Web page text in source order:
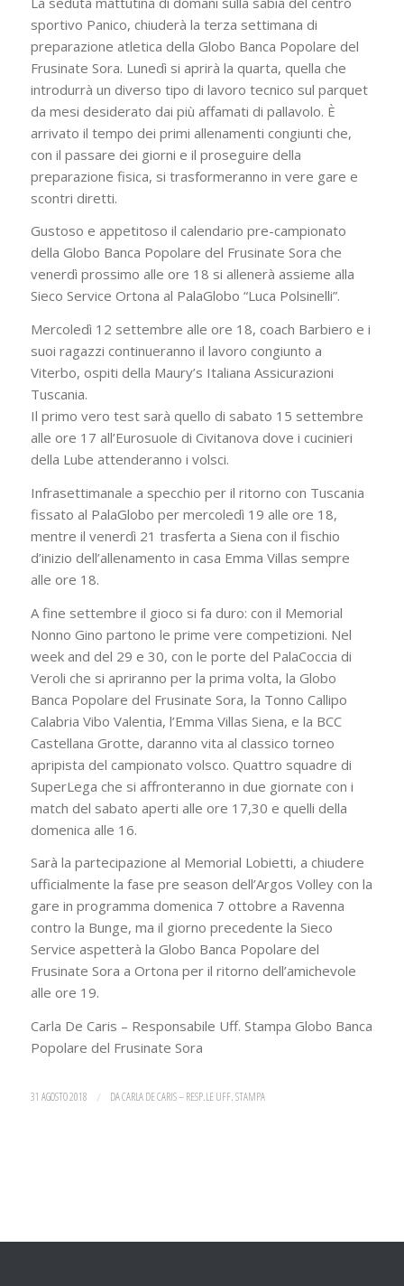
sportivo Panico, chiuderà la terza settimana di
preparazione atletica della Globo Banca Popolare del
Frusinate Sora. Lunedì si aprirà la quarta, quella che
introdurrà un diverso tipo di lavoro tecnico sul parquet
da mesi desiderato dai più affamati di pallavolo. È
arrivato il tempo dei primi allenamenti congiunti che,
con il passare dei giorni e il proseguire della
preparazione fisica, si trasformeranno in vere gare e
scontri diretti.
Gustoso e appetitoso il calendario pre-campionato
della Globo Banca Popolare del Frusinate Sora che
venerdì prossimo alle ore 18 si allenerà assieme alla
Sieco Service Ortona al PalaGlobo “Luca Polsinelli”.
Mercoledì 12 settembre alle ore 18, coach Barbiero e i
suoi ragazzi continueranno il lavoro congiunto a
Viterbo, ospiti della Maury’s Italiana Assicurazioni
Tuscania.
Il primo vero test sarà quello di sabato 15 settembre
alle ore 17 all’Eurosuole di Civitanova dove i cucinieri
della Lube attenderanno i volsci.
Infrasettimanale a specchio per il ritorno con Tuscania
fissato al PalaGlobo per mercoledì 19 alle ore 18,
mentre il venerdì 21 trasferta a Siena con il fischio
d’inizio dell’allenamento in casa Emma Villas sempre
alle ore 18.
A fine settembre il gioco si fa duro: con il Memorial
Nonno Gino partono le prime vere competizioni. Nel
week and del 29 e 30, con le porte del PalaCoccia di
Veroli che si apriranno per la prima volta, la Globo
Banca Popolare del Frusinate Sora, la Tonno Callipo
Calabria Vibo Valentia, l’Emma Villas Siena, e la BCC
Castellana Grotte, daranno vita al classico torneo
apripista del campionato volsco. Quattro squadre di
SuperLega che si affronteranno in due giornate con i
match del sabato aperti alle ore 17,30 e quelli della
domenica alle 16.
Sarà la partecipazione al Memorial Lobietti, a chiudere
ufficialmente la fase pre season dell’Argos Volley con la
gare in programma domenica 7 ottobre a Ravenna
contro la Bunge, ma il giorno precedente la Sieco
Service aspetterà la Globo Banca Popolare del
Frusinate Sora a Ortona per il ritorno dell’amichevole
alle ore 19.
Carla De Caris – Responsabile Uff. Stampa Globo Banca
Popolare del Frusinate Sora
31 AGOSTO 2018 / DACARLA DE CARIS – RESP.LE UFF. STAMPA